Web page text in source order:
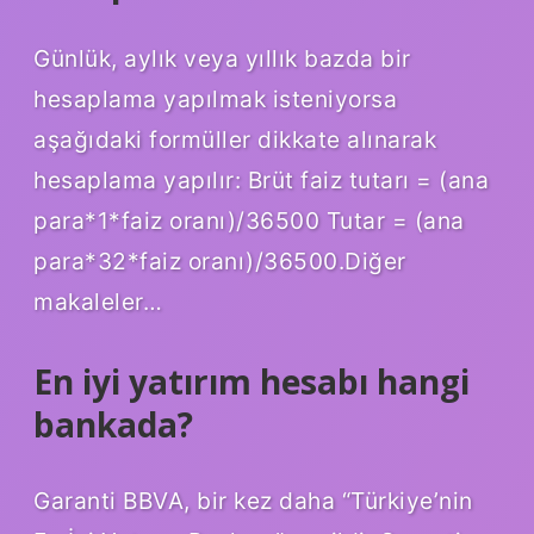
Günlük, aylık veya yıllık bazda bir
hesaplama yapılmak isteniyorsa
aşağıdaki formüller dikkate alınarak
hesaplama yapılır: Brüt faiz tutarı = (ana
para*1*faiz oranı)/36500 Tutar = (ana
para*32*faiz oranı)/36500.Diğer
makaleler…
En iyi yatırım hesabı hangi
bankada?
Garanti BBVA, bir kez daha “Türkiye’nin